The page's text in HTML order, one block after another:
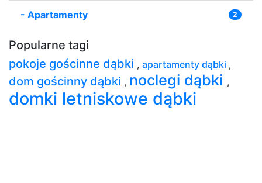
- Apartamenty 2
Popularne tagi
pokoje gościnne dąbki , apartamenty dąbki ,
dom gościnny dąbki , noclegi dąbki ,
domki letniskowe dąbki